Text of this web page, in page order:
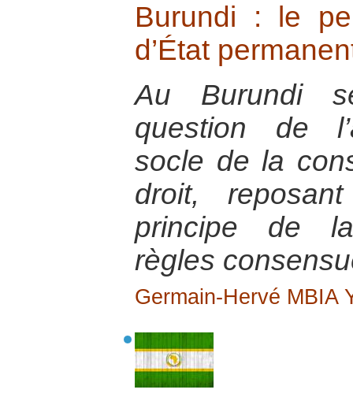
Burundi : le
d’État
Au Burundi
question de
socle de la
droit,
principe de
règles
Germain-Hervé MBIA